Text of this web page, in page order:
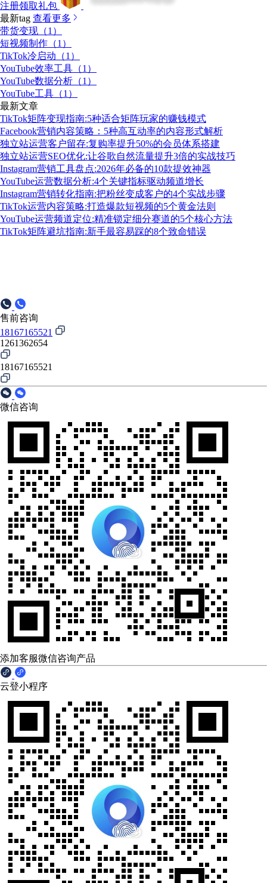
注册领取礼包
最新tag 查看更多
带货变现（1）
短视频制作（1）
TikTok冷启动（1）
YouTube效率工具（1）
YouTube数据分析（1）
YouTube工具（1）
最新文章
TikTok矩阵变现指南:5种适合矩阵玩家的赚钱模式
Facebook营销内容策略：5种高互动率的内容形式解析
独立站运营客户留存:复购率提升50%的会员体系搭建
独立站运营SEO优化:让谷歌自然流量提升3倍的实战技巧
Instagram营销工具盘点:2026年必备的10款提效神器
YouTube运营数据分析:4个关键指标驱动频道增长
Instagram营销转化指南:把粉丝变成客户的4个实战步骤
TikTok运营内容策略:打造爆款短视频的5个黄金法则
YouTube运营频道定位:精准锁定细分赛道的5个核心方法
TikTok矩阵避坑指南:新手最容易踩的8个致命错误
售前咨询
18167165521
1261362654
18167165521
微信咨询
添加客服微信咨询产品
云登小程序